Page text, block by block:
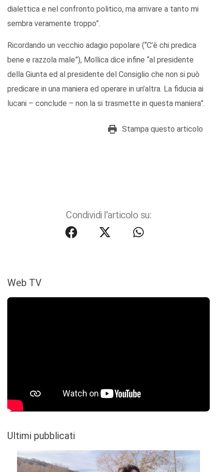
dialettica e nel confronto politico, ma arrivare a tanto mi
sembra veramente troppo”.
Ricordando un vecchio adagio popolare (“C’è chi predica
bene e razzola male”), Mollica dice infine “al presidente
della Giunta ed al presidente del Consiglio che non si può
predicare in una maniera ed operare in un’altra. La fiducia ai
lucani – conclude – non la si trasmette in questa maniera”.
Stampa questo articolo
Condividi l'articolo su:
Web TV
Ultimi pubblicati